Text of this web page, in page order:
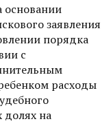
основании
заявления
порядка
с
расходы
долях на